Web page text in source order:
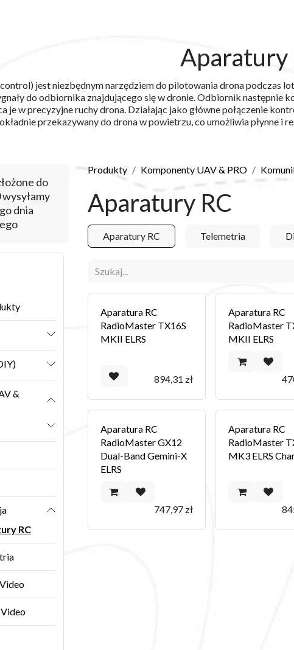
Aparatury
jest niezbędnym narzędziem do pilotowania drona podczas
do odbiornika znajdującego się w dronie. Odbiornik
je w precyzyjne ruchy drona. Działając jako główne połączenie
przekazywany do drona w powietrzu, co umożliwia płynne i
do
dnia
&
RC
Produkty Komponenty UAV & PRO
Aparatury RC
Aparatury RC Telemetria
Aparatura RC
RadioMaster TX16S
MKII ELRS
894,31 zł
Aparatura RC
RadioMaster
MKII ELRS
Aparatura RC
RadioMaster GX12
Dual-Band Gemini-X
ELRS
747,97 zł
Aparatura RC
RadioMaster
MK3 ELRS